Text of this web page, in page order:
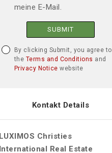
meine E-Mail.
SUBMIT
By clicking Submit, you agree to
the Terms and Conditions and
Privacy Notice website
Kontakt Details
LUXIMOS Christies
International Real Estate